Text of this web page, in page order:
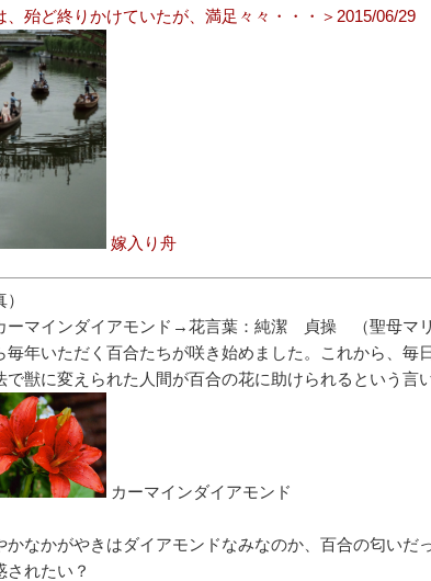
、殆ど終りかけていたが、満足々々・・・＞2015/06/29
嫁入り舟
マインダイアモンド→花言葉：純潔 貞操 （聖母マリ
年いただく百合たちが咲き始めました。これから、毎
で獣に変えられた人間が百合の花に助けられるという
カーマインダイアモンド
なかがやきはダイアモンドなみなのか、百合の匂いだ
されたい？